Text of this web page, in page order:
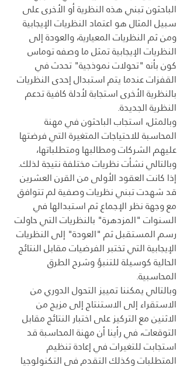
الباحثون تبني هذه النظرية أو الأخرى على
سبيل المثال هو اعتماد النظريات الإيجابية
ومن ثم النظريات المعيارية، والعودة إلى
النظريات الإيجابية تمثل ما وصفه توماس
كون بأنه "تحولات نموذجية" تحدث في
القفزات عندما يتم استبدال إحدى النظريات
بالنظرية الأخرى استجابة لأدلة كافية تدعم
النظرية الجديدة.
وبالمثل، استجاب الباحثون في مهنة
المحاسبة للاحتياجات المتغيرة التي فرضتها
عليهم الشركات ومطالبها ومتطلباتها،
وبالتالي نشأت نظريات مختلفة نتيجة لذلك.
إذا كانت العقود الأولى من القرن العشرين
قد شهدت تبني نظريات وصفية لم تتوافق
مع وجهة نظر الإجماع ثم استبدالها في
السنوات "المزدهرة" بالنظريات التي حاولت
رسم المستقبل ثم "العودة" إلى النظريات
الإيجابية التي تختبر الفرضيات مقابل النتائج
الحالية كوسيلة للتنبؤ وشرح الطرق
المحاسبية.
وبالتالي يمكننا تمييز التحول الدوري من
الاستقراء إلى الاستنتاج إلى مزيج من
الاثنين مع التركيز على اختبار النتائج مقابل
التوقعات، في رأينا أن مهنة المحاسبة قد
استجابت للتغيرات في إعادة تنظيم
المتطلبات وكذلك التقدم في التكنولوجيا